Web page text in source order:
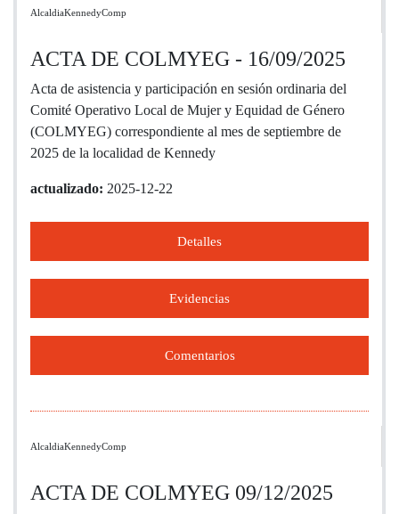
AlcaldiaKennedyComp
ACTA DE COLMYEG - 16/09/2025
Acta de asistencia y participación en sesión ordinaria del
Comité Operativo Local de Mujer y Equidad de Género
(COLMYEG) correspondiente al mes de septiembre de
2025 de la localidad de Kennedy
actualizado: 2025-12-22
Detalles
Evidencias
Comentarios
AlcaldiaKennedyComp
ACTA DE COLMYEG 09/12/2025